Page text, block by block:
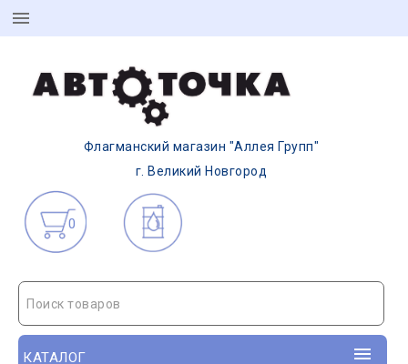
Флагманский магазин "Аллея Групп"
г. Великий Новгород
0
Поиск товаров
КАТАЛОГ